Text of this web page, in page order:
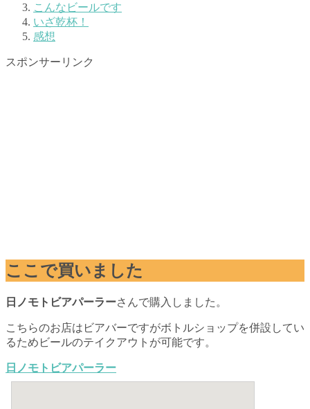
こんなビールです
いざ乾杯！
感想
スポンサーリンク
ここで買いました
日ノモトビアパーラーさんで購入しました。
こちらのお店はビアバーですがボトルショップを併設してい
るためビールのテイクアウトが可能です。
日ノモトビアパーラー